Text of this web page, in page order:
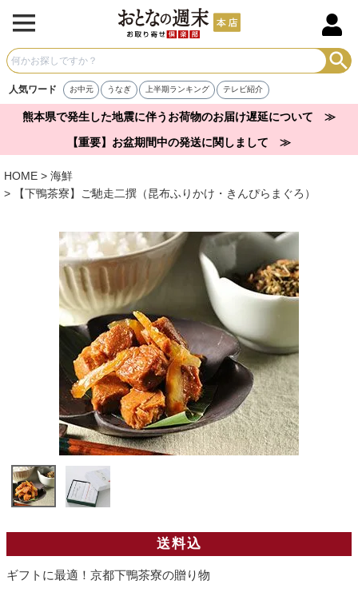
人気ワード お中元 うなぎ 上半期ランキング テレビ紹介
熊本県で発生した地震に伴うお荷物のお届け遅延について ≫
【重要】お盆期間中の発送に関しまして ≫
HOME
海鮮
【下鴨茶寮】ご馳走二撰（昆布ふりかけ・きんぴらまぐろ）
送料込
ギフトに最適！京都下鴨茶寮の贈り物